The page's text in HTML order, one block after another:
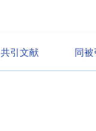
共引文献 同